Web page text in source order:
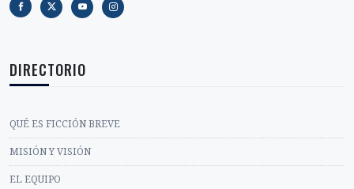
DIRECTORIO
QUÉ ES FICCIÓN BREVE
MISIÓN Y VISIÓN
EL EQUIPO